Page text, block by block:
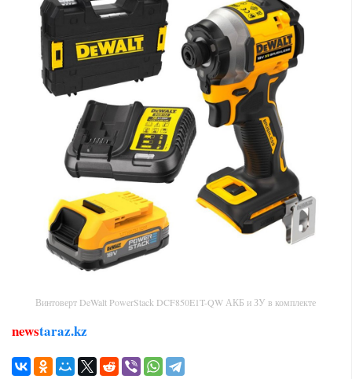
Винтоверт DeWalt PowerStack DCF850E1T-QW АКБ и ЗУ в комплекте
newstaraz.kz